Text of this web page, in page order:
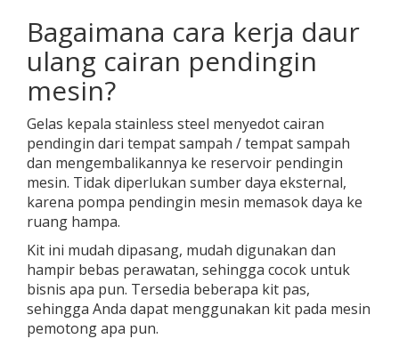
Bagaimana cara kerja daur
ulang cairan pendingin
mesin?
Gelas kepala stainless steel menyedot cairan
pendingin dari tempat sampah / tempat sampah
dan mengembalikannya ke reservoir pendingin
mesin. Tidak diperlukan sumber daya eksternal,
karena pompa pendingin mesin memasok daya ke
ruang hampa.
Kit ini mudah dipasang, mudah digunakan dan
hampir bebas perawatan, sehingga cocok untuk
bisnis apa pun. Tersedia beberapa kit pas,
sehingga Anda dapat menggunakan kit pada mesin
pemotong apa pun.